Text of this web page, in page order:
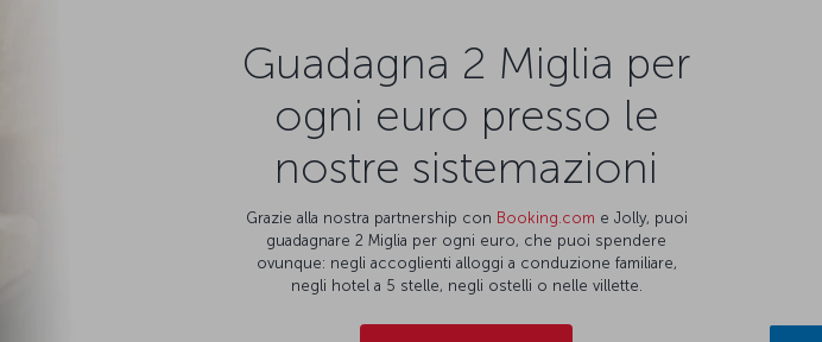
Guadagna 2 Miglia per
ogni euro presso le
nostre sistemazioni
Grazie alla nostra partnership con Booking.com e Jolly, puoi
guadagnare 2 Miglia per ogni euro, che puoi spendere
ovunque: negli accoglienti alloggi a conduzione familiare,
negli hotel a 5 stelle, negli ostelli o nelle villette.